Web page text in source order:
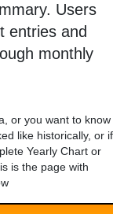
Users
entries and
monthly
or you want to know
like historically, or if
Yearly Chart or
is the page with